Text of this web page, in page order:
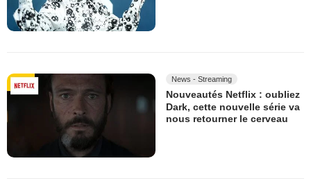
News - Streaming
Nouveautés Netflix : oubliez
Dark, cette nouvelle série va
nous retourner le cerveau